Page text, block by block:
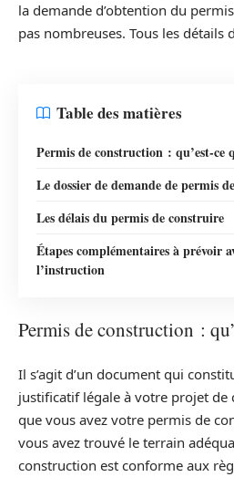
la demande d’obtention du
pas nombreuses. Tous les détails
Table des matières
Permis de construction : qu’est-ce
Le dossier de demande de permis
Les délais du permis de construire
Étapes complémentaires à prévoir
l’instruction
Permis de construction :
Il s’agit d’un document qui
justificatif légale à votre projet de
que vous avez votre permis de
vous avez trouvé le terrain
construction est conforme aux